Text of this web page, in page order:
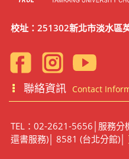
校址：251302新北市淡水區
聯絡資訊 Contact
TEL：02-2621-5656│服務分
還書服務)│ 8581 (台北分館)│